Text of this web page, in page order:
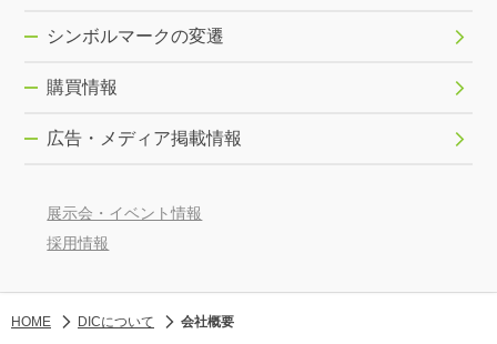
シンボルマークの変遷
購買情報
広告・メディア掲載情報
展示会・イベント情報
採用情報
HOME DICについて 会社概要